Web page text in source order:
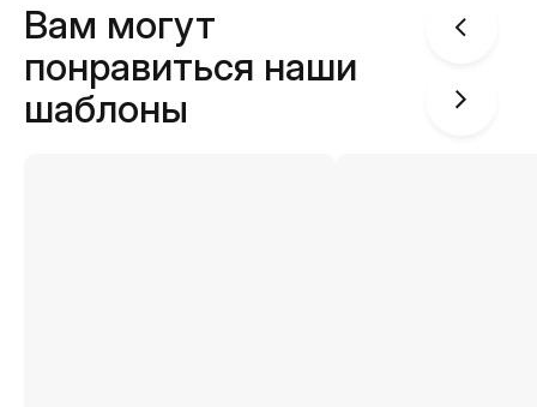
Вам могут
понравиться наши
шаблоны